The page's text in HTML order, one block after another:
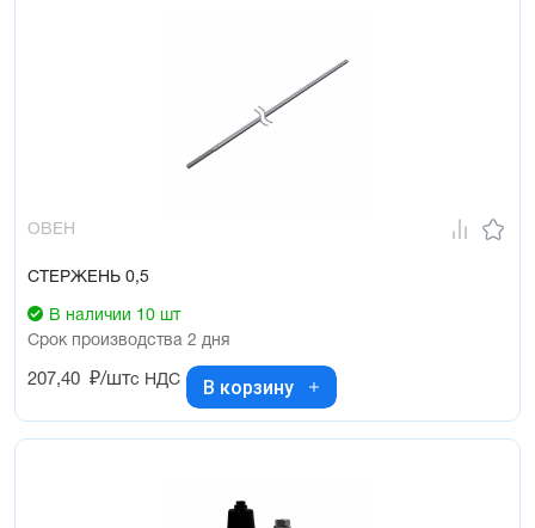
ОВЕН
СТЕРЖЕНЬ 0,5
В наличии 10 шт
Срок производства 2 дня
207,40 ₽/штс НДС В корзину